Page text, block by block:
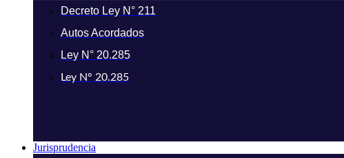
Decreto Ley N° 211
Autos Acordados
Ley N° 20.285
Ley N° 20.285
Jurisprudencia